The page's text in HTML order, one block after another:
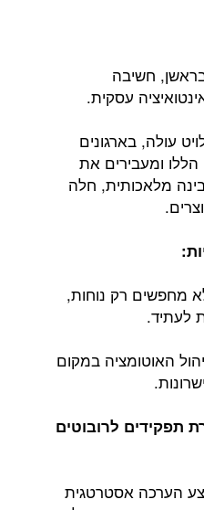
חשיבה
עסקית.
עולה, בארגונים
ומעבירים את
מלאכותית, חלה
מחפשים רק נוחות,
לעתיד.
האוטומציה במקום
תפקידים לרובוטים
הערכה אסטרטגית